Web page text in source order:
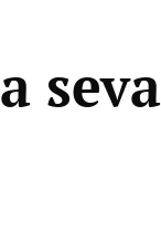
seva